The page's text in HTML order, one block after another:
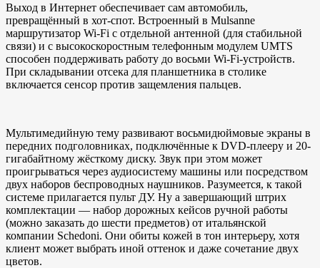
Выход в Интернет обеспечивает сам автомобиль,
превращённый в хот-спот. Встроенный в Mulsanne
маршрутизатор Wi-Fi с отдельной антенной (для стабильной
связи) и с высокоскоростным телефонным модулем UMTS
способен поддерживать работу до восьми Wi-Fi-устройств.
При складывании отсека для планшетника в столике
включается сенсор против защемления пальцев.
Мультимедийную тему развивают восьмидюймовые экраны в
передних подголовниках, подключённые к DVD-плееру и 20-
гигабайтному жёсткому диску. Звук при этом может
проигрываться через аудиосистему машины или посредством
двух наборов беспроводных наушников. Разумеется, к такой
системе прилагается пульт ДУ. Ну а завершающий штрих
комплектации — набор дорожных кейсов ручной работы
(можно заказать до шести предметов) от итальянской
компании Schedoni. Они обиты кожей в тон интерьеру, хотя
клиент может выбрать иной оттенок и даже сочетание двух
цветов.